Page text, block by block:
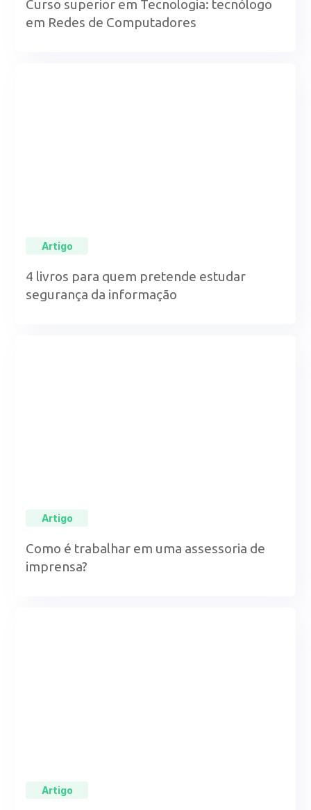
Curso superior em Tecnologia: tecnólogo
em Redes de Computadores
Artigo
4 livros para quem pretende estudar
segurança da informação
Artigo
Como é trabalhar em uma assessoria de
imprensa?
Artigo